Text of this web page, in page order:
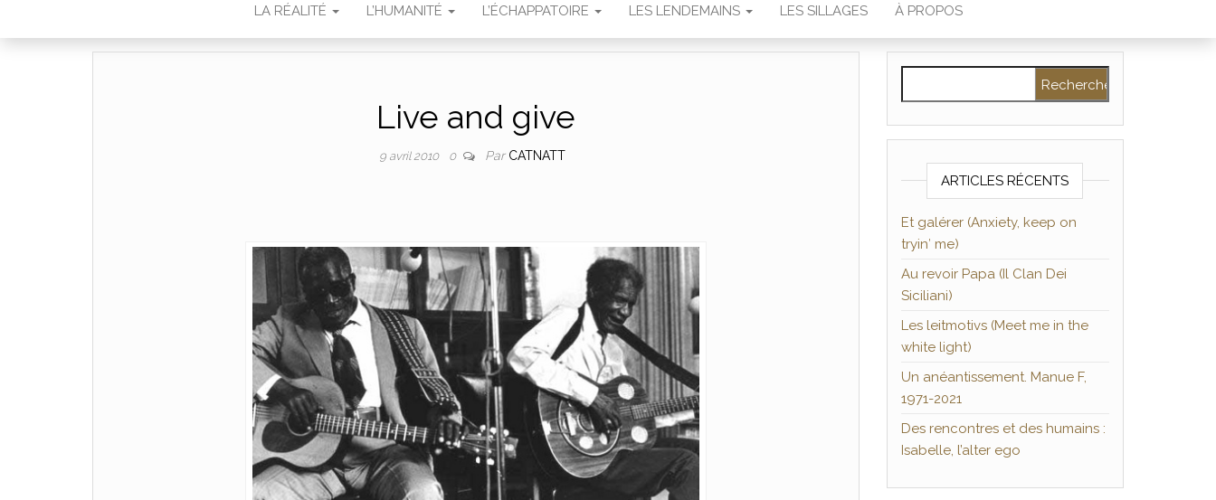
LA RÉALITÉ L’HUMANITÉ L’ÉCHAPPATOIRE LES LENDEMAINS LES SILLAGES À PROPOS
Live and give
9 avril 2010 0 Par CATNATT
ARTICLES RÉCENTS
Et galérer (Anxiety, keep on
tryin′ me)
Au revoir Papa (Il Clan Dei
Siciliani)
Les leitmotivs (Meet me in the
white light)
Un anéantissement. Manue F,
1971-2021
Des rencontres et des humains :
Isabelle, l’alter ego